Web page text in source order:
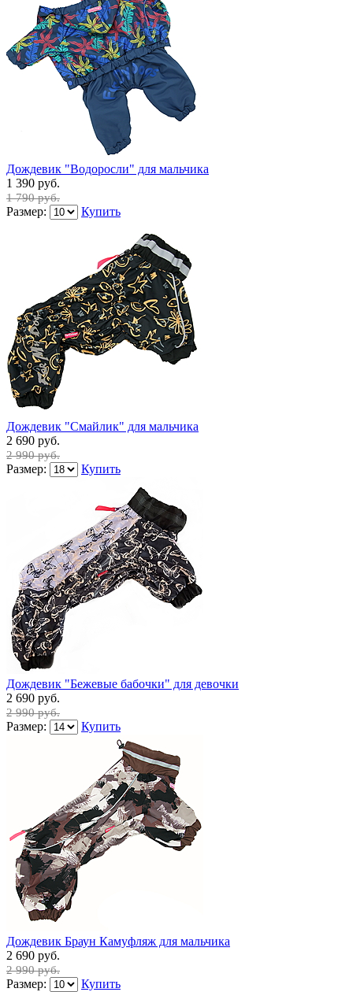
Дождевик "Водоросли" для мальчика
1 390 руб.
1 790 руб.
Размер: Купить
Дождевик "Смайлик" для мальчика
2 690 руб.
2 990 руб.
Размер: Купить
Дождевик "Бежевые бабочки" для девочки
2 690 руб.
2 990 руб.
Размер: Купить
Дождевик Браун Камуфляж для мальчика
2 690 руб.
2 990 руб.
Размер: Купить